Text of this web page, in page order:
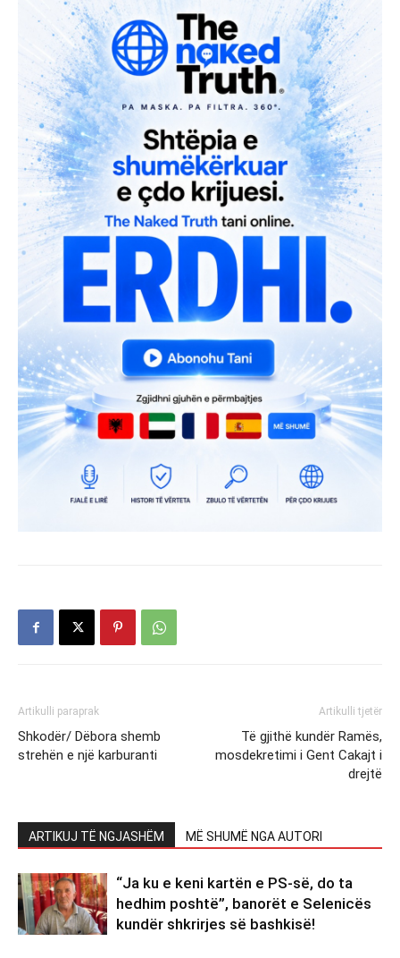
Artikulli paraprak
Shkodër/ Dëbora shemb
strehën e një karburanti
Artikulli tjetër
Të gjithë kundër Ramës,
mosdekretimi i Gent Cakajt i
drejtë
ARTIKUJ TË NGJASHËM MË SHUMË NGA AUTORI
“Ja ku e keni kartën e PS-së, do ta
hedhim poshtë”, banorët e Selenicës
kundër shkrirjes së bashkisë!